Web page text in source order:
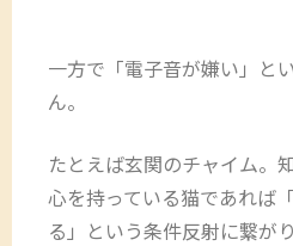
一方で「電子音が嫌い」と
ん。
たとえば玄関のチャイム。
心を持っている猫であれば
る」という条件反射に繋が